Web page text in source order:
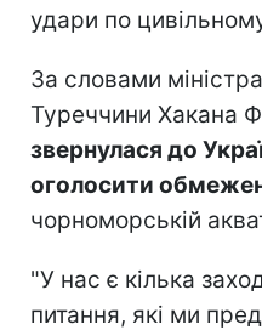
удари по
За словами
Туреччини Хакана
звернулася до
оголосити
чорноморській
"У нас є кілька
питання, які ми